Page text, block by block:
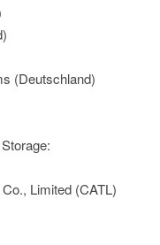
(Deutschland)
Limited (CATL)